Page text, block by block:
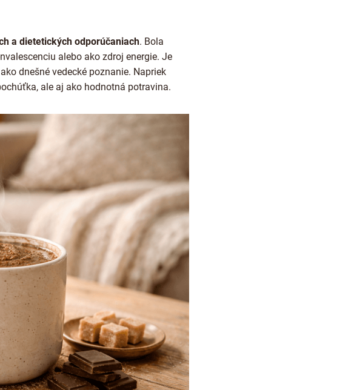
a dietetických odporúčaniach. Bola
alebo ako zdroj energie. Je
dnešné vedecké poznanie. Napriek
ale aj ako hodnotná potravina.